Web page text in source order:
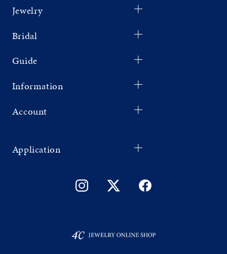
Jewelry
Bridal
Guide
Information
Account
Application